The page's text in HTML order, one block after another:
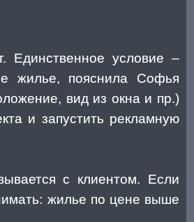
Единственное условие –
жилье, пояснила Софья
вид из окна и пр.)
и запустить рекламную
с клиентом. Если
жилье по цене выше